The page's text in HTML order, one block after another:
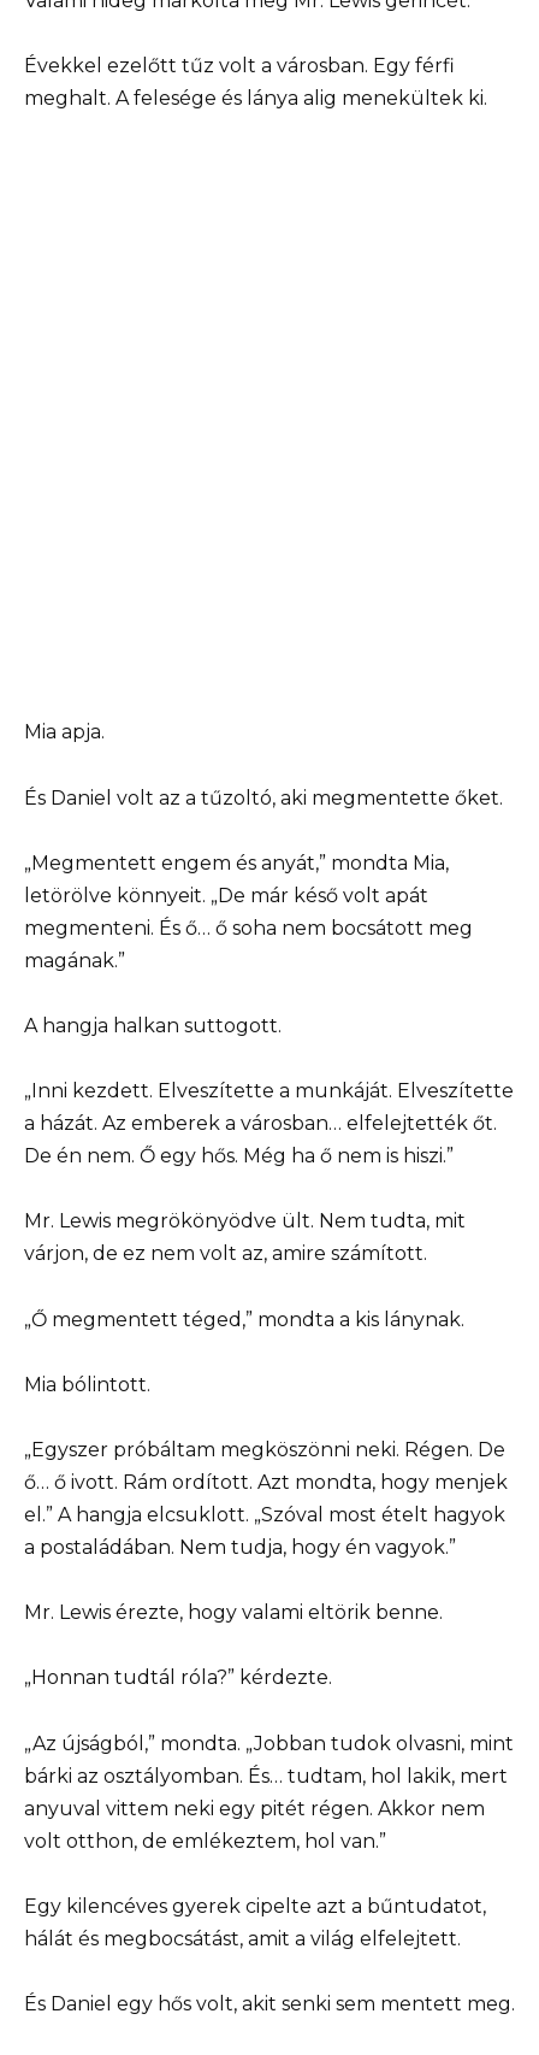
Évekkel ezelőtt tűz volt a városban. Egy férfi
meghalt. A felesége és lánya alig menekültek ki.
Mia apja.
És Daniel volt az a tűzoltó, aki megmentette őket.
„Megmentett engem és anyát,” mondta Mia,
letörölve könnyeit. „De már késő volt apát
megmenteni. És ő… ő soha nem bocsátott meg
magának.”
A hangja halkan suttogott.
„Inni kezdett. Elveszítette a munkáját. Elveszítette
a házát. Az emberek a városban… elfelejtették őt.
De én nem. Ő egy hős. Még ha ő nem is hiszi.”
Mr. Lewis megrökönyödve ült. Nem tudta, mit
várjon, de ez nem volt az, amire számított.
„Ő megmentett téged,” mondta a kis lánynak.
Mia bólintott.
„Egyszer próbáltam megköszönni neki. Régen. De
ő… ő ivott. Rám ordított. Azt mondta, hogy menjek
el.” A hangja elcsuklott. „Szóval most ételt hagyok
a postaládában. Nem tudja, hogy én vagyok.”
Mr. Lewis érezte, hogy valami eltörik benne.
„Honnan tudtál róla?” kérdezte.
„Az újságból,” mondta. „Jobban tudok olvasni, mint
bárki az osztályomban. És… tudtam, hol lakik, mert
anyuval vittem neki egy pitét régen. Akkor nem
volt otthon, de emlékeztem, hol van.”
Egy kilencéves gyerek cipelte azt a bűntudatot,
hálát és megbocsátást, amit a világ elfelejtett.
És Daniel egy hős volt, akit senki sem mentett meg.